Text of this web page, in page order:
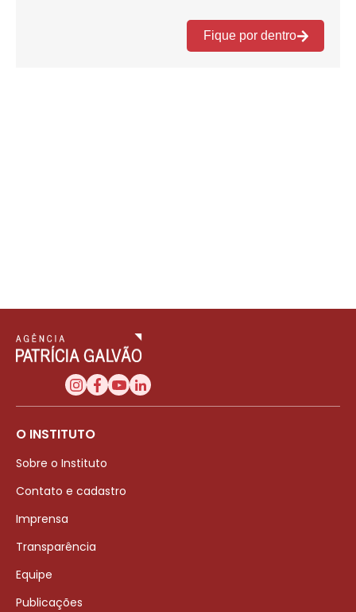
O INSTITUTO
Sobre o Instituto
Contato e cadastro
Imprensa
Transparência
Equipe
Publicações